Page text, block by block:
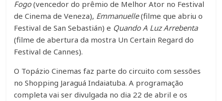
Fogo(vencedor do prêmio de Melhor Ator no Festival
de Cinema de Veneza), Emmanuelle(filme que abriu o
Festival de San Sebastián) e Quando A Luz Arrebenta
(filme de abertura da mostra Un Certain Regard do
Festival de Cannes).
O Topázio Cinemas faz parte do circuito com sessões
no Shopping Jaraguá Indaiatuba. A programação
completa vai ser divulgada no dia 22 de abril e os